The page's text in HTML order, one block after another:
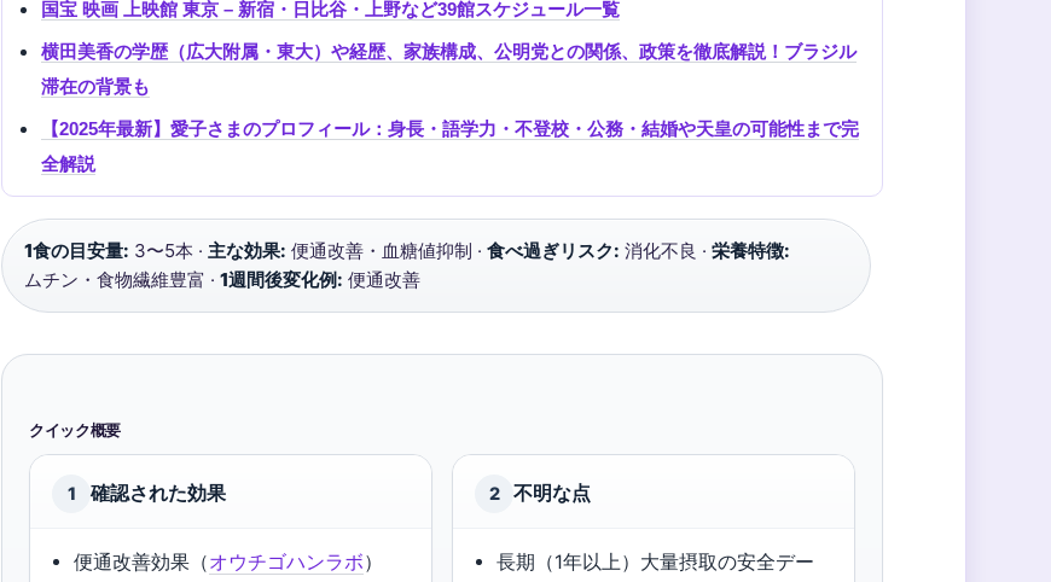
国宝 映画 上映館 東京 – 新宿・日比谷・上野など39館スケジュール一覧
横田美香の学歴（広大附属・東大）や経歴、家族構成、公明党との関係、政策を徹底解説！ブラジル
滞在の背景も
【2025年最新】愛子さまのプロフィール：身長・語学力・不登校・公務・結婚や天皇の可能性まで完
全解説
1食の目安量: 3〜5本 · 主な効果: 便通改善・血糖値抑制 · 食べ過ぎリスク: 消化不良 · 栄養特徴:
ムチン・食物繊維豊富 · 1週間後変化例: 便通改善
クイック概要
1 確認された効果
便通改善効果（オウチゴハンラボ）
2 不明な点
長期（1年以上）大量摂取の安全デー